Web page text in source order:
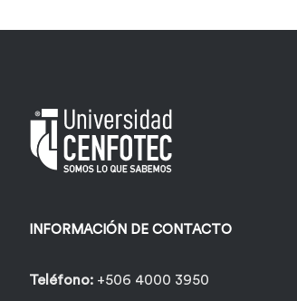
INFORMACIÓN DE CONTACTO
Teléfono: +506 4000 3950